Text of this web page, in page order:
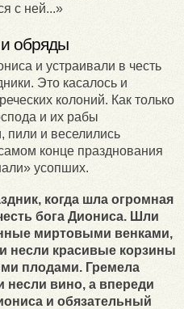
с ней...»
обряды
и устраивали в честь
Это касалось и
колоний. Как только
и их рабы
пили и веселились
конце празднования
усопших.
когда шла огромная
бога Диониса. Шли
миртовыми венками,
несли красивые корзины
плодами. Гремела
несли вино, а впереди
и обязательный